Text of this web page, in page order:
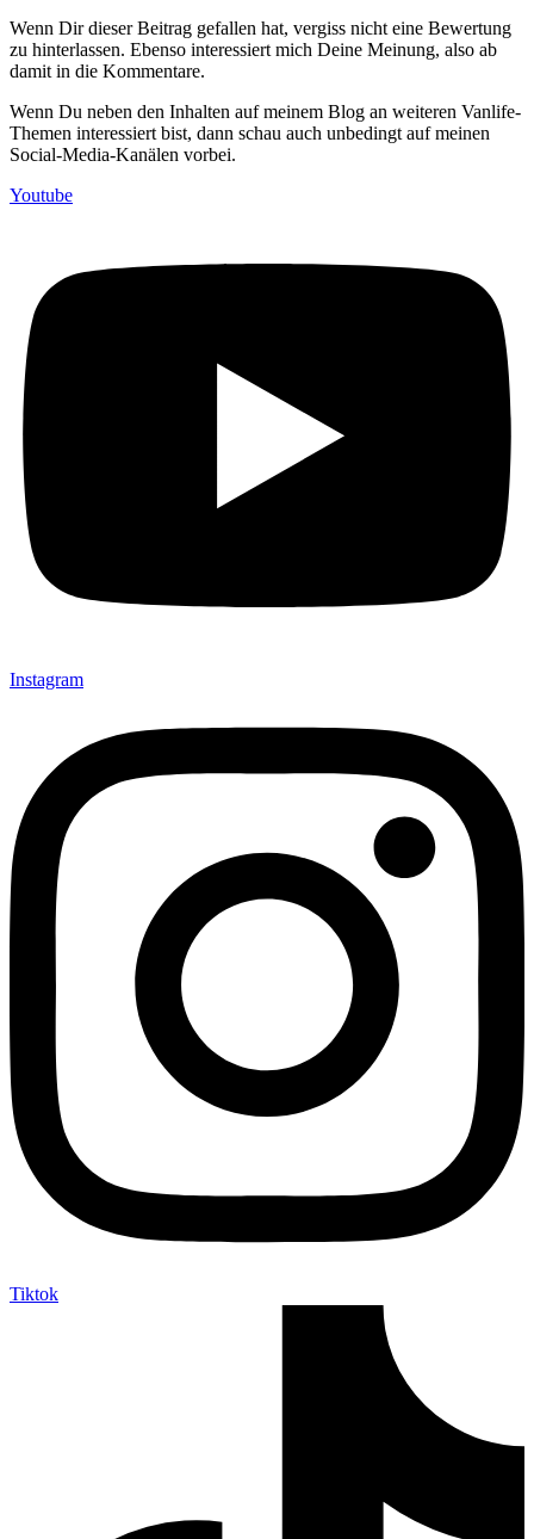
Wenn Dir dieser Beitrag gefallen hat, vergiss nicht eine Bewertung
zu hinterlassen. Ebenso interessiert mich Deine Meinung, also ab
damit in die Kommentare.
Wenn Du neben den Inhalten auf meinem Blog an weiteren Vanlife-
Themen interessiert bist, dann schau auch unbedingt auf meinen
Social-Media-Kanälen vorbei.
Youtube
Instagram
Tiktok